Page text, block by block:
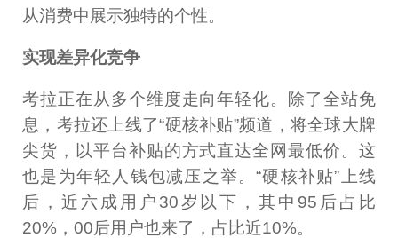
从消费中展示独特的个性。
实现差异化竞争
考拉正在从多个维度走向年轻化。除了全站免
息，考拉还上线了“硬核补贴”频道，将全球大牌
尖货，以平台补贴的方式直达全网最低价。这
也是为年轻人钱包减压之举。“硬核补贴”上线
后，近六成用户30岁以下，其中95后占比
20%，00后用户也来了，占比近10%。